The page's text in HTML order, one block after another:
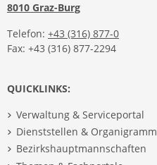
8010 Graz-Burg
Telefon: +43 (316) 877-0
Fax: +43 (316) 877-2294
QUICKLINKS:
Verwaltung & Serviceportal
Dienststellen & Organigramm
Bezirkshauptmannschaften